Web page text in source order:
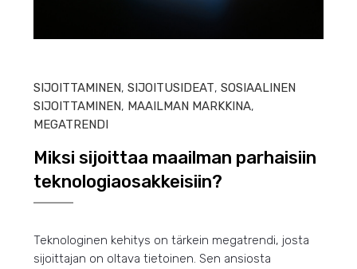
SIJOITTAMINEN,SIJOITUSIDEAT,SOSIAALINEN
SIJOITTAMINEN, MAAILMAN MARKKINA,
MEGATRENDI
Miksi sijoittaa maailman parhaisiin
teknologiaosakkeisiin?
Teknologinen kehitys on tärkein megatrendi, josta
sijoittajan on oltava tietoinen. Sen ansiosta